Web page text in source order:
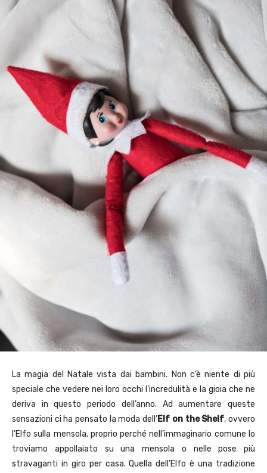
La magia del Natale vista dai bambini. Non c’è niente di più
speciale che vedere nei loro occhi l’incredulità e la gioia che ne
deriva in questo periodo dell’anno. Ad aumentare queste
sensazioni ci ha pensato la moda dell’Elf on the Shelf, ovvero
l’Elfo sulla mensola, proprio perché nell’immaginario comune lo
troviamo appollaiato su una mensola o nelle pose più
stravaganti in giro per casa. Quella dell’Elfo è una tradizione